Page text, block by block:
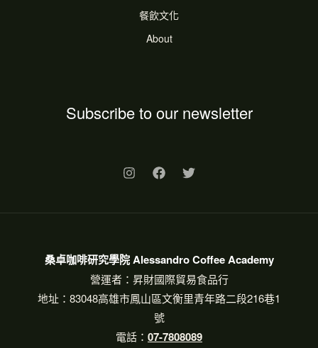
餐飲文化
About
Subscribe to our newsletter
桑卓咖啡研究學院 Alessandro Coffee Academy
營運者：昇財國際貿易食品行
地址：83048高雄市鳳山區文衡里青年路二段216巷1
號
電話： 07-7808089